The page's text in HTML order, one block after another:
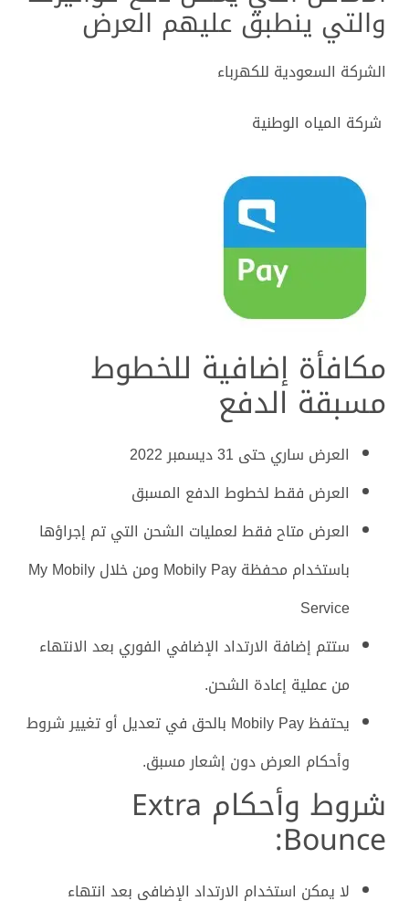
والتي ينطبق عليهم العرض
الشركة السعودية للكهرباء
شركة المياه الوطنية
مكافأة إضافية للخطوط
مسبقة الدفع
العرض ساري حتى 31 ديسمبر 2022
العرض فقط لخطوط الدفع المسبق
العرض متاح فقط لعمليات الشحن التي تم إجراؤها
باستخدام محفظة Mobily Pay ومن خلال My Mobily
Service
ستتم إضافة الارتداد الإضافي الفوري بعد الانتهاء
من عملية إعادة الشحن.
يحتفظ Mobily Pay بالحق في تعديل أو تغيير شروط
وأحكام العرض دون إشعار مسبق.
شروط وأحكام Extra
Bounce:
لا يمكن استخدام الارتداد الإضافي بعد انتهاء